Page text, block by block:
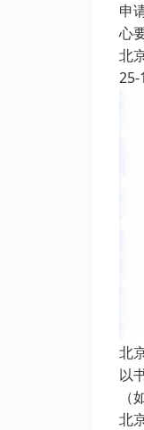
申
心
北
25-
北
以
北